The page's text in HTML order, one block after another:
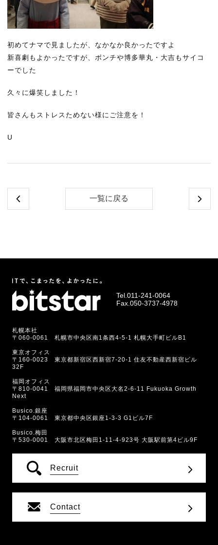
初めてナマで見ましたが、なかなか良かったですよ
新喜劇もよかったですが、ボンチや博多華丸・大吉もサイコ
ーでした
久々に爆笑しました！
皆さんもストレスためない様にご注意を！
U
一覧に戻る
Tel.011-241-0064
Fax.050-3737-4978
札幌本社
〒060-0061 札幌市中央区南1条西4-5-1 札幌大手町ビルB1
東京オフィス
〒160-0023 東京都新宿区西新宿7-20-1 住友不動産西新宿ビル
32F
福岡オフィス
〒810-0041 福岡県福岡市中央区大名2-6-11 Fukuoka Growth
Next
Busico.銀座
〒104-0061 東京都中央区銀座1-3-3 G1ビル7F
Busico.梅田
〒530-0001 大阪市北区梅田1-11-4-923号 大阪駅前第4ビル9F
Recruit
Contact